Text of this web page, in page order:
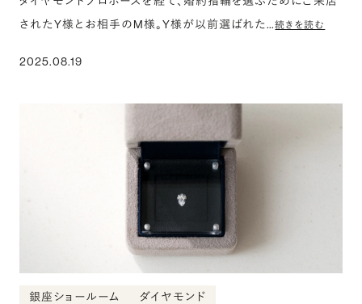
されたY様とお相手のM様。Y様が以前選ばれた…続きを読む
2025.08.19
銀座ショールーム ダイヤモンド